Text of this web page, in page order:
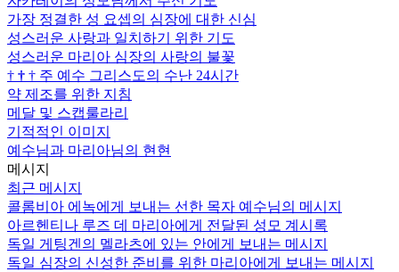
가장 정결한 성 요셉의 심장에 대한 신심
성스러운 사랑과 일치하기 위한 기도
성스러운 마리아 심장의 사랑의 불꽃
† † † 주 예수 그리스도의 수난 24시간
약 제조를 위한 지침
메달 및 스캡룰라리
기적적인 이미지
예수님과 마리아님의 현현
메시지
최근 메시지
콜롬비아 에녹에게 보내는 선한 목자 예수님의 메시지
아르헨티나 루즈 데 마리아에게 전달된 성모 계시록
독일 게팅겐의 멜라츠에 있는 안에게 보내는 메시지
독일 심장의 신성한 준비를 위한 마리아에게 보내는 메시지